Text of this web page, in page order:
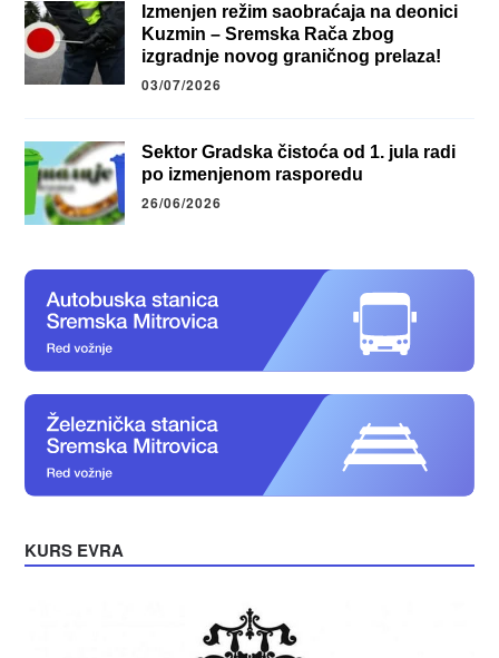
Izmenjen režim saobraćaja na deonici
Kuzmin – Sremska Rača zbog
izgradnje novog graničnog prelaza!
03/07/2026
Sektor Gradska čistoća od 1. jula radi
po izmenjenom rasporedu
26/06/2026
KURS EVRA